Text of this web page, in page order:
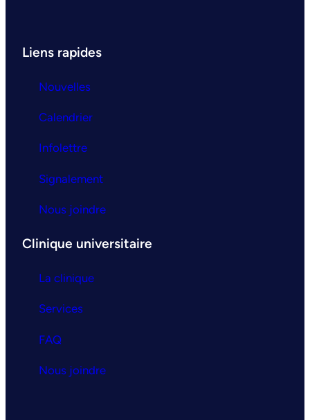
Liens rapides
Nouvelles
Calendrier
Infolettre
Signalement
Nous joindre
Clinique universitaire
La clinique
Services
FAQ
Nous joindre